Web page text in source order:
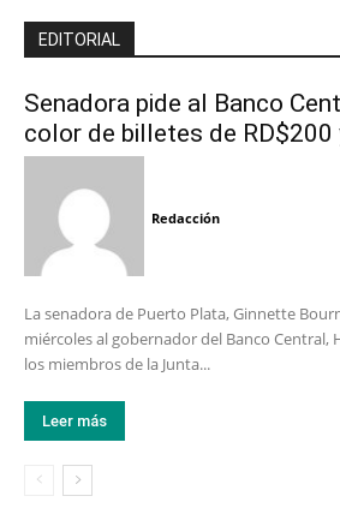
EDITORIAL
Senadora pide al Banco
color de billetes de RD$200
Redacción
La senadora de Puerto Plata, Ginnette
miércoles al gobernador del Banco Central,
los miembros de la Junta...
Leer más